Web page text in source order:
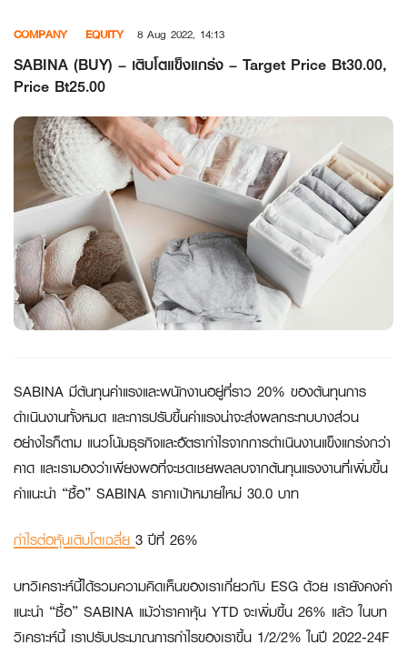
content
COMPANY EQUITY 8 Aug 2022, 14:13
SABINA (BUY) – เติบโตแข็งแกร่ง – Target Price Bt30.00,
Price Bt25.00
SABINA มีต้นทุนค่าแรงและพนักงานอยู่ที่ราว 20% ของต้นทุนการ
ดำเนินงานทั้งหมด และการปรับขึ้นค่าแรงน่าจะส่งผลกระทบบางส่วน
อย่างไรก็ตาม แนวโน้มธุรกิจและอัตรากำไรจากการดำเนินงานแข็งแกร่งกว่า
คาด และเรามองว่าเพียงพอที่จะชดเชยผลลบจากต้นทุนแรงงานที่เพิ่มขึ้น
คำแนะนำ “ซื้อ” SABINA ราคาเป้าหมายใหม่ 30.0 บาท
กำไรต่อหุ้นเติบโตเฉลี่ย 3 ปีที่ 26%
บทวิเคราะห์นี้ได้รวมความคิดเห็นของเราเกี่ยวกับ ESG ด้วย เรายังคงคำ
แนะนำ “ซื้อ” SABINA แม้ว่าราคาหุ้น YTD จะเพิ่มขึ้น 26% แล้ว ในบท
วิเคราะห์นี้ เราปรับประมาณการกำไรของเราขึ้น 1/2/2% ในปี 2022-24F